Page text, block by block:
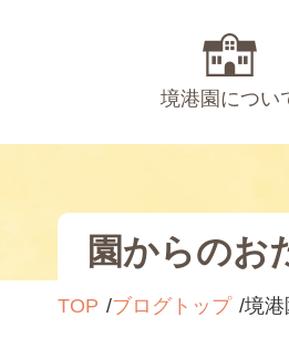
境港園につい
園からのお
TOP ブログトップ 境港